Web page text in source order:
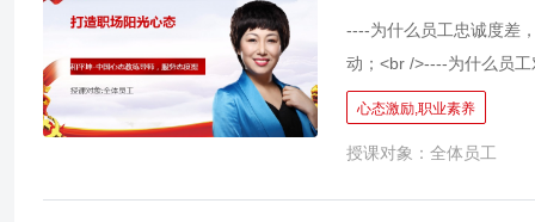
----为什么员工忠诚度差
动；<br />----为什么员
尚撞一天钟，得过且过
问题总是习惯找借口推
致结果，当我们看到结
为“心态决定一切”，心
心态激励,职业素养
授课对象：全体员工